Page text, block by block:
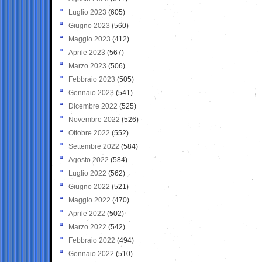
Luglio 2023 (605)
Giugno 2023 (560)
Maggio 2023 (412)
Aprile 2023 (567)
Marzo 2023 (506)
Febbraio 2023 (505)
Gennaio 2023 (541)
Dicembre 2022 (525)
Novembre 2022 (526)
Ottobre 2022 (552)
Settembre 2022 (584)
Agosto 2022 (584)
Luglio 2022 (562)
Giugno 2022 (521)
Maggio 2022 (470)
Aprile 2022 (502)
Marzo 2022 (542)
Febbraio 2022 (494)
Gennaio 2022 (510)